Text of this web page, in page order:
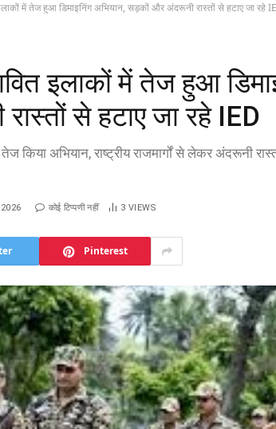
में तेज हुआ डिमाइनिंग अभियान, सड़कों और अंदरूनी रास्तों से हटाए जा रहे
इलाकों में तेज हुआ
से हटाए जा रहे IED
किया अभियान, राष्ट्रीय राजमार्गों से लेकर अंदरूनी
कोई टिप्पणी नहीं 3 VIEWS
Pinterest